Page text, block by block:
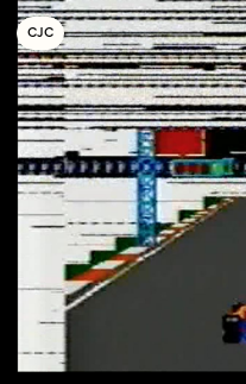
COLLECTIF
JEUNE
C INÉMA